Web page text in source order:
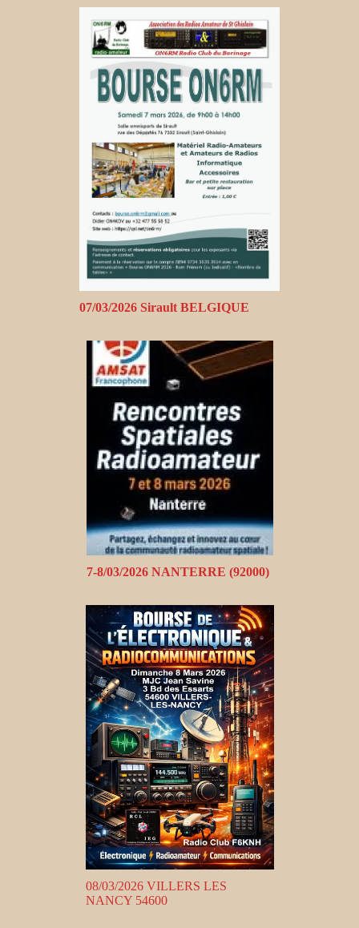
07/03/2026 Sirault BELGIQUE
7-8/03/2026 NANTERRE (92000)
08/03/2026 VILLERS LES
NANCY 54600